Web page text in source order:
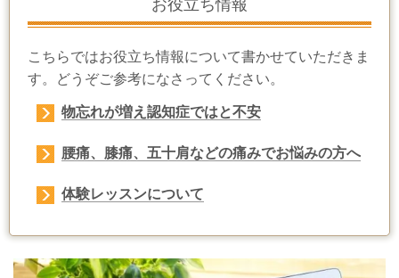
お役立ち情報
こちらではお役立ち情報について書かせていただきま
す。どうぞご参考になさってください。
物忘れが増え認知症ではと不安
腰痛、膝痛、五十肩などの痛みでお悩みの方へ
体験レッスンについて